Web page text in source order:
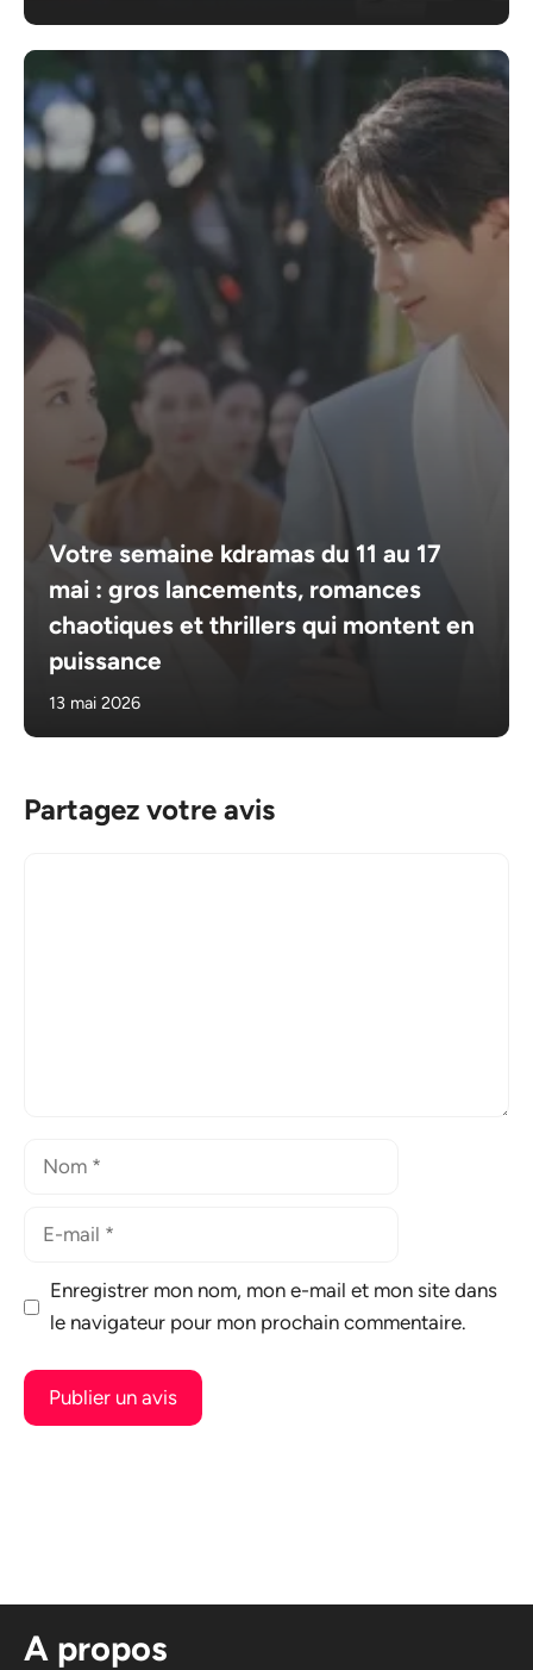
Votre semaine kdramas du 11 au 17
mai : gros lancements, romances
chaotiques et thrillers qui montent en
puissance
13 mai 2026
Partagez votre avis
Nom
Enregistrer mon nom, mon e-mail et mon site dans
le navigateur pour mon prochain commentaire.
a
A propos